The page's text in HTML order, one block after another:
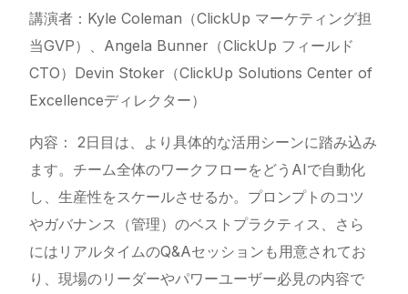
講演者：Kyle Coleman（ClickUp マーケティング担
当GVP）、Angela Bunner（ClickUp フィールド
CTO）Devin Stoker（ClickUp Solutions Center of
Excellenceディレクター）
内容： 2日目は、より具体的な活用シーンに踏み込み
ます。チーム全体のワークフローをどうAIで自動化
し、生産性をスケールさせるか。プロンプトのコツ
やガバナンス（管理）のベストプラクティス、さら
にはリアルタイムのQ&Aセッションも用意されてお
り、現場のリーダーやパワーユーザー必見の内容で